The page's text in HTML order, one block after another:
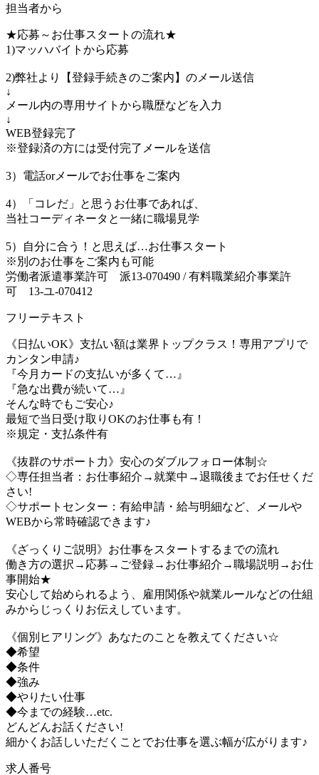
担当者から
★応募～お仕事スタートの流れ★
1)マッハバイトから応募
2)弊社より【登録手続きのご案内】のメール送信
↓
メール内の専用サイトから職歴などを入力
↓
WEB登録完了
※登録済の方には受付完了メールを送信
3）電話orメールでお仕事をご案内
4）「コレだ」と思うお仕事であれば、
当社コーディネータと一緒に職場見学
5）自分に合う！と思えば…お仕事スタート
※別のお仕事をご案内も可能
労働者派遣事業許可 派13-070490 / 有料職業紹介事業許
可 13-ユ-070412
フリーテキスト
《日払いOK》支払い額は業界トップクラス！専用アプリで
カンタン申請♪
『今月カードの支払いが多くて…』
『急な出費が続いて…』
そんな時でもご安心♪
最短で当日受け取りOKのお仕事も有！
※規定・支払条件有
《抜群のサポート力》安心のダブルフォロー体制☆
◇専任担当者：お仕事紹介→就業中→退職後までお任せくだ
さい!
◇サポートセンター：有給申請・給与明細など、メールや
WEBから常時確認できます♪
《ざっくりご説明》お仕事をスタートするまでの流れ
働き方の選択→応募→ご登録→お仕事紹介→職場説明→お仕
事開始★
安心して始められるよう、雇用関係や就業ルールなどの仕組
みからじっくりお伝えしています。
《個別ヒアリング》あなたのことを教えてください☆
◆希望
◆条件
◆強み
◆やりたい仕事
◆今までの経験…etc.
どんどんお話ください!
細かくお話しいただくことでお仕事を選ぶ幅が広がります♪
求人番号